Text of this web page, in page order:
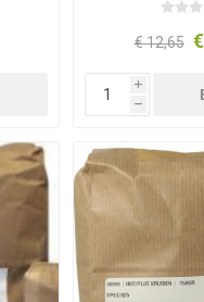
€ 12,65
i
h